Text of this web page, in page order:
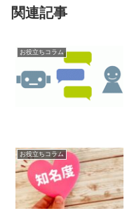
関連記事
お役立ちコラム
お役立ちコラム